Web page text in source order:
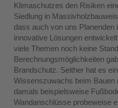
Klimaschutzes den Risiken
Siedlung in
dass auch von uns Planenden
innovative Lösungen
viele Themen noch keine
Berechnungsmöglichkeiten
Brandschutz. Seither hat es
Wissenszuwachs beim Bauen
damals beispielsweise
Wandanschlüsse probeweise